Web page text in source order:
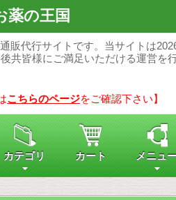
薬の王国
販代行サイトです。当サイトは
共皆様にご満足いただける運営を
こちらのページをご確認下さい】
カテゴリ カート メニュ